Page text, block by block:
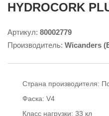
HYDROCORK
Артикул: 80002779
Производитель: Wicanders
Страна производителя:
Фаска: V4
Класс нагрузки: 33 кл